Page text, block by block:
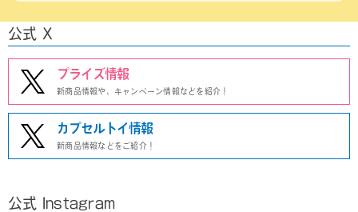
公式 X
プライズ情報
新商品情報や、キャンペーン情報などを紹介！
カプセルトイ情報
新商品情報などをご紹介！
公式 Instagram